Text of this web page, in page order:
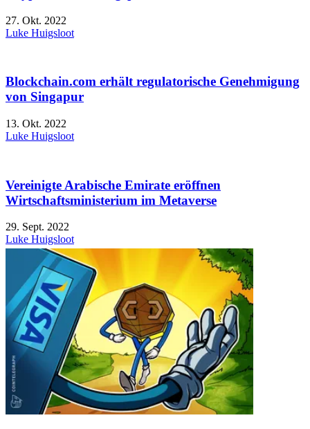
27. Okt. 2022
Luke Huigsloot
Blockchain.com erhält regulatorische Genehmigung
von Singapur
13. Okt. 2022
Luke Huigsloot
Vereinigte Arabische Emirate eröffnen
Wirtschaftsministerium im Metaverse
29. Sept. 2022
Luke Huigsloot